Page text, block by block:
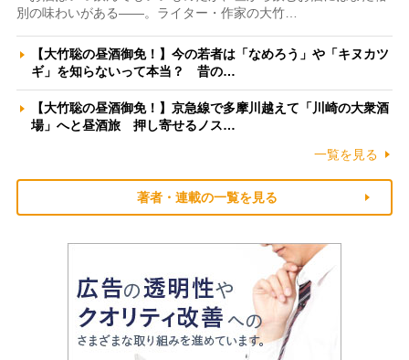
別の味わいがある――。ライター・作家の大竹…
【大竹聡の昼酒御免！】今の若者は「なめろう」や「キヌカツ
ギ」を知らないって本当？ 昔の…
【大竹聡の昼酒御免！】京急線で多摩川越えて「川崎の大衆酒
場」へと昼酒旅 押し寄せるノス…
一覧を見る
著者・連載の一覧を見る